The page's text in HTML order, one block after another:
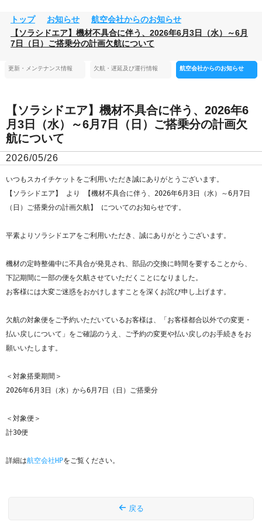
トップ お知らせ
航空会社からのお知らせ
【ソラシドエア】機材不具合に伴う、2026年6月3日（水）～6月
7日（日）ご搭乗分の計画欠航について
更新・メンテナンス情報 欠航・遅延及び運行情報 航空会社からのお知らせ
【ソラシドエア】機材不具合に伴う、2026年6
月3日（水）～6月7日（日）ご搭乗分の計画欠
航について
2026/05/26
いつもスカイチケットをご利用いただき誠にありがとうございます。
【ソラシドエア】 より 【機材不具合に伴う、2026年6月3日（水）～6月7日
（日）ご搭乗分の計画欠航】 についてのお知らせです。
平素よりソラシドエアをご利用いただき、誠にありがとうございます。
機材の定時整備中に不具合が発見され、部品の交換に時間を要することから、
下記期間に一部の便を欠航させていただくことになりました。
お客様には大変ご迷惑をおかけしますことを深くお詫び申し上げます。
欠航の対象便をご予約いただいているお客様は、「お客様都合以外での変更・
払い戻しについて」をご確認のうえ、ご予約の変更や払い戻しのお手続きをお
願いいたします。
＜対象搭乗期間＞
2026年6月3日（水）から6月7日（日）ご搭乗分
＜対象便＞
計30便
詳細は航空会社HPをご覧ください。
戻る